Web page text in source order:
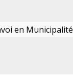
en Municipalité